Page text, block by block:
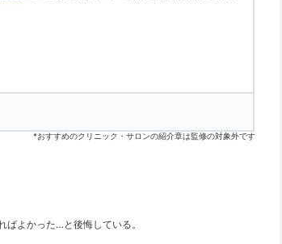
*おすすめのクリニック・サロンの紹介章は監修の対象外です
ばよかった…と後悔している。